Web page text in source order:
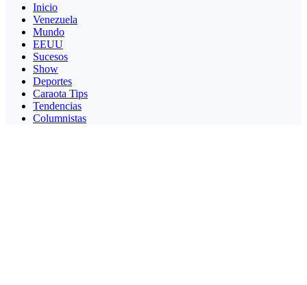
Inicio
Venezuela
Mundo
EEUU
Sucesos
Show
Deportes
Caraota Tips
Tendencias
Columnistas